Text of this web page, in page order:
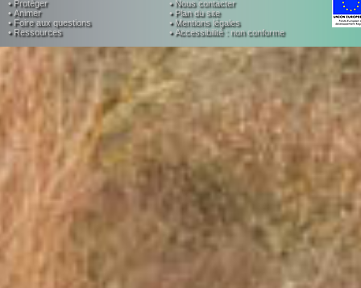
• Protéger
• Animer
• Foire aux questions
• Ressources
• Nous contacter
• Plan du site
• Mentions légales
• Accessibilité : non conforme